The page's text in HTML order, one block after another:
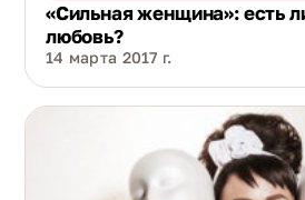
«Сильная женщина»: есть
любовь?
14 марта 2017 г.